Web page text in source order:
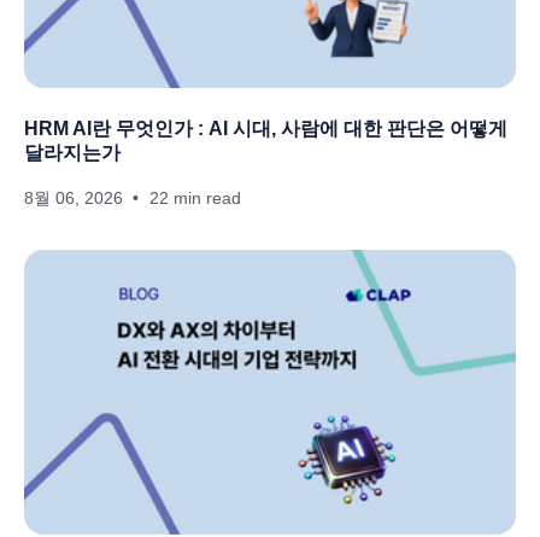
HRM AI란 무엇인가 : AI 시대, 사람에 대한 판단은 어떻게
달라지는가
8월 06, 2026 22 min read